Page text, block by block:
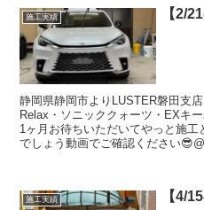
施工実績 【2/
静岡県静岡市よりLUSTER磐田支
Relax・ソニッククォーツ・EXキ
1ヶ月お待ちいただいてやっと施
でしょう動画でご確認ください
施工実績 【4/